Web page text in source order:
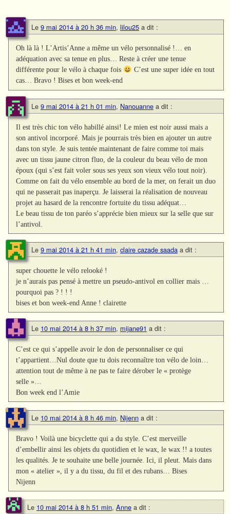
Le 9 mai 2014 à 20 h 36 min, lilou25 a dit :
Oh là là ! L’Artis’Anne a même un vélo personnalisé !… en
adéquation avec sa tenue en plus… Reste à créer une tenue
différente pour le vélo à chaque fois
C’est une super idée en tout
cas… Bravo ! Bises et bon week-end
Le 9 mai 2014 à 21 h 01 min, Nanouanne a dit :
Il est très chic ton vélo habillé ainsi! Le mien est noir aussi mais a
son antivol incorporé. Mais je pourrais très bien en ajouter un autre
dans ton style. Je suis tentée maintenant de faire comme toi mais
avec un tissu jaune citron fluo, de la couleur du beau vélo de mon
époux (qui s’est fait voler sous ses yeux son vieux vélo tout noir).
Comme on fait du vélo ensemble au bord de la mer, on ferait un duo
qui ne passerait pas inaperçu. Je laisserai la réalisation de nouveau
projet au hasard de la rencontre fortuite du tissu adéquat…
Le beau tissu de ton paréo s’apprécie bien mieux sur la selle que sur
l’antivol.
Le 9 mai 2014 à 21 h 41 min, claire cazade saada a dit :
super chouette le vélo relooké !
je n’aurais pas pensé à mettre un pseudo-antivol en collier mais …
pourquoi pas ? ! ! !
bises et bon week-end Anne ! clairette
Le 10 mai 2014 à 8 h 37 min, mijane91 a dit :
C’est ce qui s’appelle avoir le don de personnaliser ce qui
t’appartient…Nul doute que tu dois reconnaître ton vélo de loin…
attention tout de même à ne pas te faire dérober le « protège
selle »…
Bon week end l’Amie
Le 10 mai 2014 à 8 h 46 min, Nijenn a dit :
Bravo ! Voilà une bicyclette qui a du style. C’est merveille
d’embellir ainsi les objets du quotidien et le wax, le wax !! a toutes
les qualités. Je te souhaite une belle journée. Ici, il pleut. Mais dans
mon « atelier », il y a du tissu, du fil et des rubans… Bises
Nijenn
Le 10 mai 2014 à 8 h 51 min, Anne a dit :